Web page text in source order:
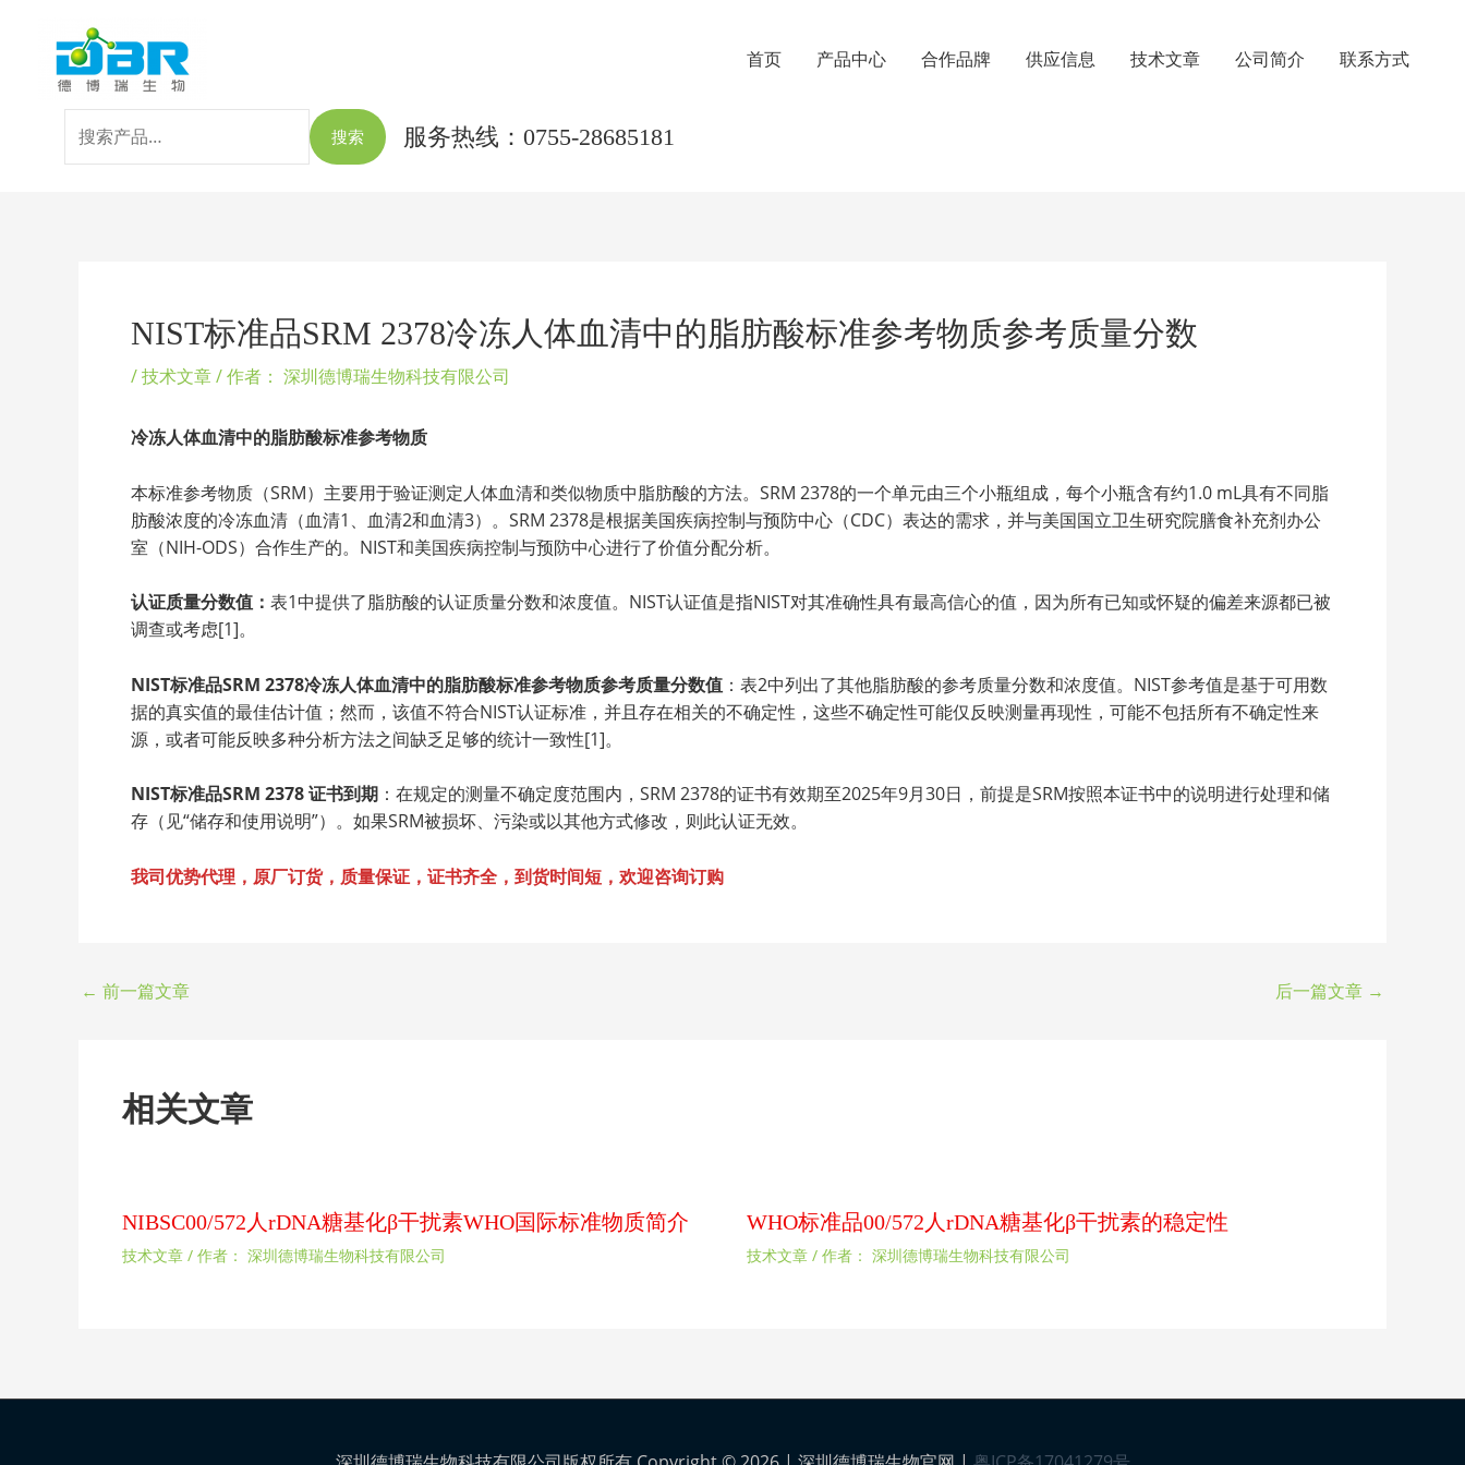
首页 产品中心 合作品牌 供应信息 技术文章 公司简介 联系方式
索：
搜索 服务热线：0755-28685181
NIST标准品SRM 2378冷冻人体血清中的脂肪酸标准参考物质参考质量分数
/技术文章/ 作者： 深圳德博瑞生物科技有限公司
冷冻人体血清中的脂肪酸标准参考物质
本标准参考物质（SRM）主要用于验证测定人体血清和类似物质中脂肪酸的方法。SRM 2378的一个单元由三个小瓶组成，每个小瓶含有约1.0 mL具有不同脂
肪酸浓度的冷冻血清（血清1、血清2和血清3）。SRM 2378是根据美国疾病控制与预防中心（CDC）表达的需求，并与美国国立卫生研究院膳食补充剂办公
室（NIH-ODS）合作生产的。NIST和美国疾病控制与预防中心进行了价值分配分析。
认证质量分数值： 表1中提供了脂肪酸的认证质量分数和浓度值。NIST认证值是指NIST对其准确性具有最高信心的值，因为所有已知或怀疑的偏差来源都已被
调查或考虑[1]。
NIST标准品SRM 2378冷冻人体血清中的脂肪酸标准参考物质参考质量分数值 ：表2中列出了其他脂肪酸的参考质量分数和浓度值。NIST参考值是基于可用数
据的真实值的最佳估计值；然而，该值不符合NIST认证标准，并且存在相关的不确定性，这些不确定性可能仅反映测量再现性，可能不包括所有不确定性来
源，或者可能反映多种分析方法之间缺乏足够的统计一致性[1]。
NIST标准品SRM 2378证书到期 ：在规定的测量不确定度范围内，SRM 2378的证书有效期至2025年9月30日，前提是SRM按照本证书中的说明进行处理和储
存（见“储存和使用说明”）。如果SRM被损坏、污染或以其他方式修改，则此认证无效。
我司优势代理，原厂订货，质量保证，证书齐全，到货时间短，欢迎咨询订购
← 前一篇文章 后一篇文章 →
相关文章
NIBSC00/572人rDNA糖基化β干扰素WHO国际标准物质简介
技术文章 / 作者： 深圳德博瑞生物科技有限公司
WHO标准品00/572人rDNA糖基化β干扰素的稳定性
技术文章/ 作者： 深圳德博瑞生物科技有限公司